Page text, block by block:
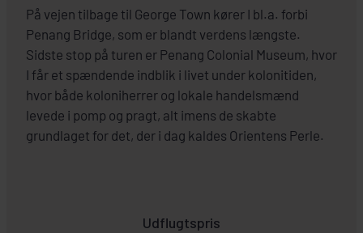
På vejen tilbage til George Town kører I bl.a. forbi
Penang Bridge, som er blandt verdens længste.
Sidste stop på turen er Penang Colonial Museum, hvor
I får et spændende indblik i livet under kolonitiden,
hvor både koloniherrer og lokale handelsmænd
levede i pomp og pragt, alt imens de skabte
grundlaget for det, der i dag kaldes Orientens Perle.
Udflugtspris